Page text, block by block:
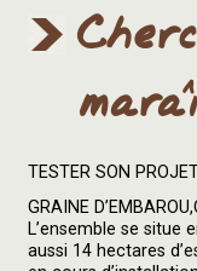
TESTER SON
GRAINE
L’ensemble se situe
aussi 14 hectares